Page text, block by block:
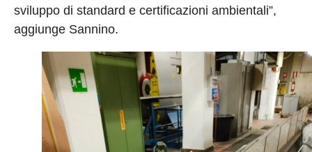
sviluppo di standard e certificazioni ambientali”,
aggiunge Sannino.